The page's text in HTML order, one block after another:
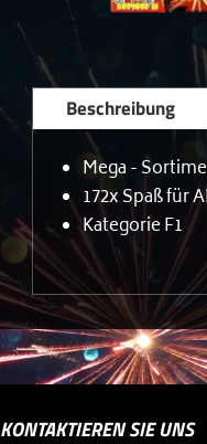
Beschreibung
Mega -
172x Spaß für
Kategorie F1
KONTAKTIEREN SIE UNS